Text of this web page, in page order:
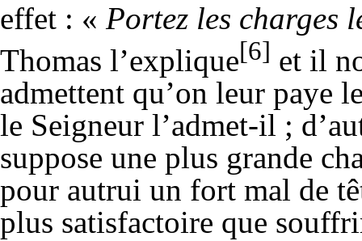
effet : « Portez les charges
Thomas l’explique[6] et il
admettent qu’on leur paye
le Seigneur l’admet-il ;
suppose une plus grande
pour autrui un fort mal de
plus satisfactoire que